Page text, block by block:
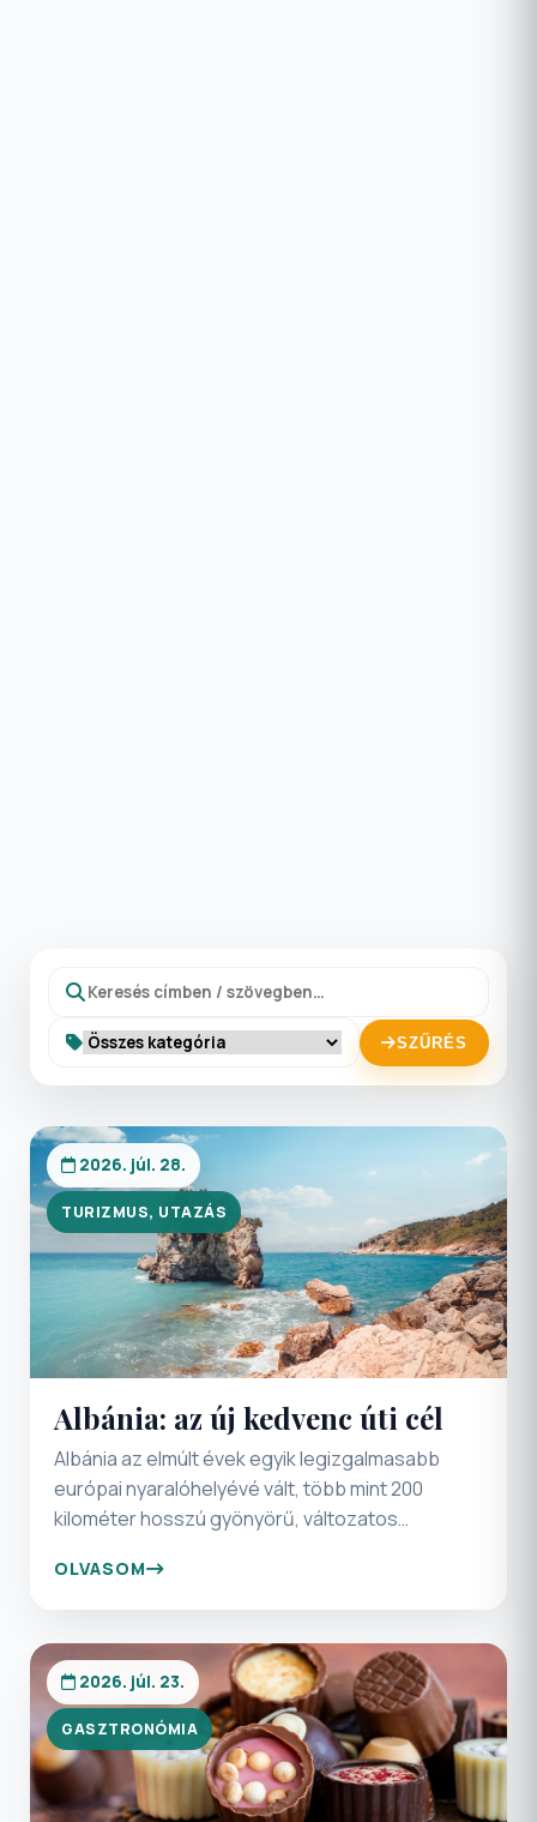
SZŰRÉS
2026. júl. 28.
TURIZMUS, UTAZÁS
Albánia: az új kedvenc úti cél
Albánia az elmúlt évek egyik legizgalmasabb
európai nyaralóhelyévé vált, több mint 200
kilométer hosszú gyönyörű, változatos
különlegessége mégis abban rejlik, hogy a
pihenés mellett több ezer év történelmének
nyomait is felfedezhetjük itt.
OLVASOM
2026. júl. 23.
GASZTRONÓMIA